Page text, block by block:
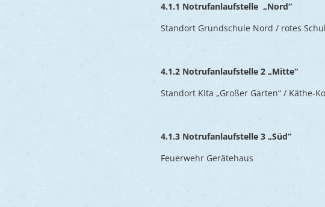
4.1.1 Notrufanlaufstelle „Nord“
Standort Grundschule Nord / rotes
4.1.2 Notrufanlaufstelle 2 „Mitte“
Standort Kita „Großer Garten“ / Käthe-
4.1.3 Notrufanlaufstelle 3 „Süd“
Feuerwehr Gerätehaus